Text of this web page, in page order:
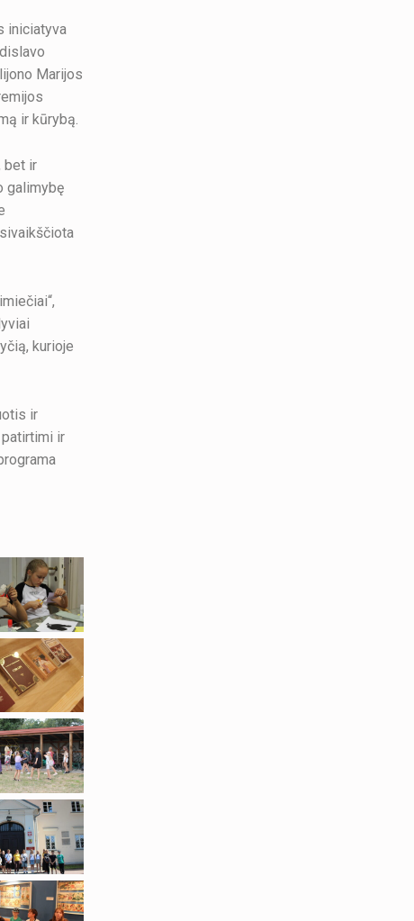
iniciatyva
Marijos
ir kūrybą.
bet ir
galimybę
kurioje
ir
ir